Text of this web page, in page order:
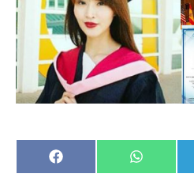
Share
on
Share
on